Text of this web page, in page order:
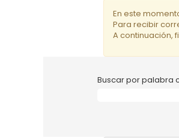
En este
Para recibir
A continuación,
Buscar por palabra